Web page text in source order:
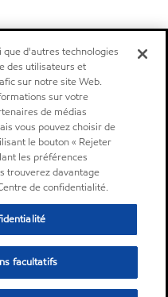
d'autres technologies
des utilisateurs et
sur notre site Web.
sur votre
de médias
vous pouvez choisir de
le bouton « Rejeter
les préférences
trouverez davantage
de confidentialité.
facultatifs